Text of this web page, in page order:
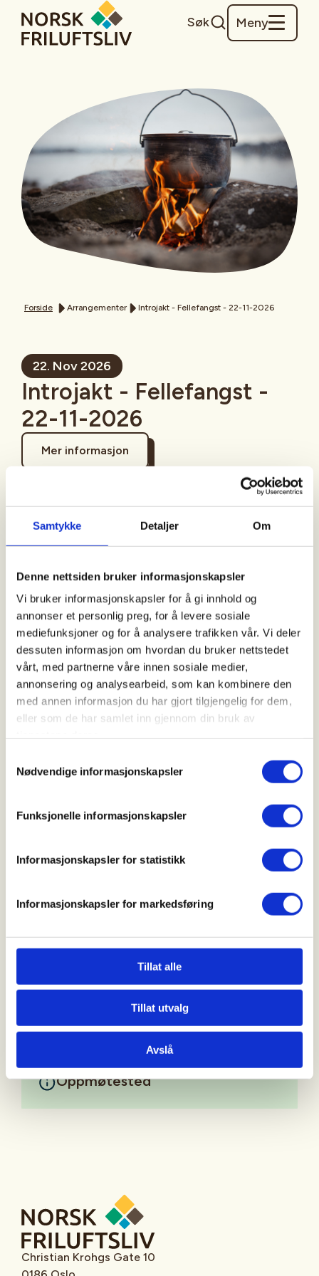
Samtykke Detaljer Om
Denne nettsiden bruker informasjonskapsler
Vi bruker informasjonskapsler for å gi innhold og
annonser et personlig preg, for å levere sosiale
mediefunksjoner og for å analysere trafikken vår. Vi deler
dessuten informasjon om hvordan du bruker nettstedet
vårt, med partnerne våre innen sosiale medier,
annonsering og analysearbeid, som kan kombinere den
med annen informasjon du har gjort tilgjengelig for dem,
eller som de har samlet inn gjennom din bruk av
Nødvendige informasjonskapsler
Funksjonelle informasjonskapsler
Informasjonskapsler for statistikk
Informasjonskapsler for markedsføring
Tillat alle
Tillat utvalg
Avslå
Søk Meny
Forside Arrangementer Introjakt - Fellefangst - 22-11-2026
22. Nov 2026
Introjakt - Fellefangst -
22-11-2026
Mer informasjon
Tid
22. Nov 2026
Kl. 14.00 - 17.00
Arrangør
anbjoernleeds@gmail.com
Vi setter ut og sjekker feller for å fange mår/mink i
området ovenfor Sandbekken i Tysvær.
man skal plassere feller, regelverk, åte, osv.
Mer informasjon
Oppmøtested
Christian Krohgs Gate 10